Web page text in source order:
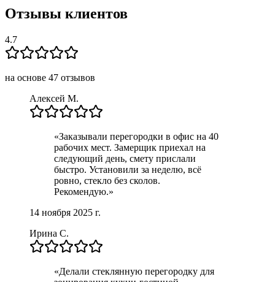
Отзывы клиентов
4.7
на основе 47 отзывов
Алексей М.
«Заказывали перегородки в офис на 40
рабочих мест. Замерщик приехал на
следующий день, смету прислали
быстро. Установили за неделю, всё
ровно, стекло без сколов.
Рекомендую.»
14 ноября 2025 г.
Ирина С.
«Делали стеклянную перегородку для